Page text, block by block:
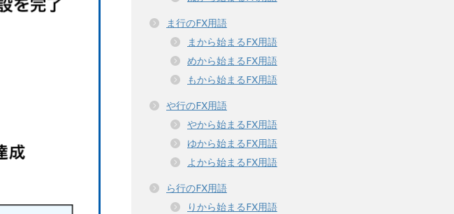
ま行のFX用語
まから始まるFX用語
めから始まるFX用語
もから始まるFX用語
や行のFX用語
やから始まるFX用語
ゆから始まるFX用語
よから始まるFX用語
ら行のFX用語
りから始まるFX用語